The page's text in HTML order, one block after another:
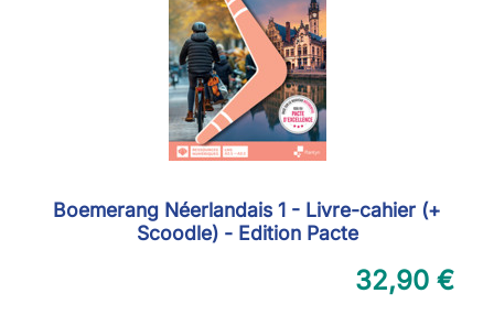
Boemerang Néerlandais 1 - Livre-cahier (+
Scoodle) - Edition Pacte
32,90 €